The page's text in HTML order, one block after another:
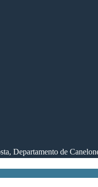
Departamento de